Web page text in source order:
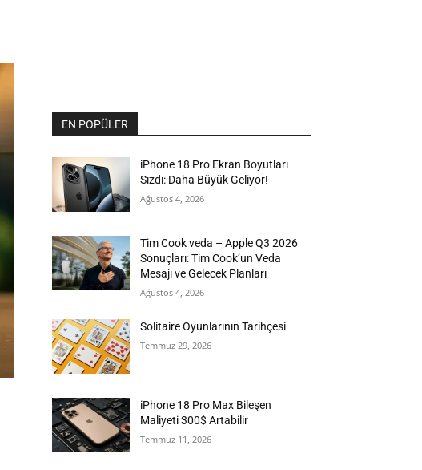
EN POPÜLER
iPhone 18 Pro Ekran Boyutları
Sızdı: Daha Büyük Geliyor!
Ağustos 4, 2026
Tim Cook veda – Apple Q3 2026
Sonuçları: Tim Cook’un Veda
Mesajı ve Gelecek Planları
Ağustos 4, 2026
Solitaire Oyunlarının Tarihçesi
Temmuz 29, 2026
iPhone 18 Pro Max Bileşen
Maliyeti 300$ Artabilir
Temmuz 11, 2026